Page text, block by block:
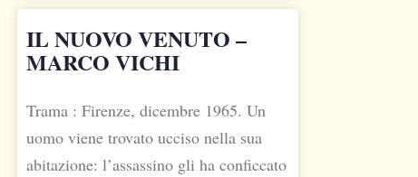
IL NUOVO VENUTO –
MARCO VICHI
Trama : Firenze, dicembre 1965. Un
uomo viene trovato ucciso nella sua
abitazione: l’assassino gli ha conficcato